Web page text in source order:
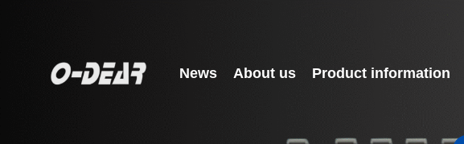
News About us Product information